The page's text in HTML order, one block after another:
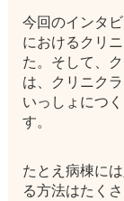
今回のインタ
におけるクリ
た。そして、
は、クリニク
いっしょにつ
す。
たとえ病棟に
る方法はたく